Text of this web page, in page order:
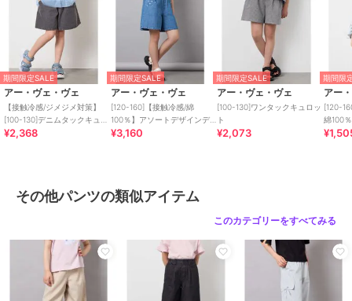
≪お気に入り登録機能の使い方≫
■商品のお気に入り登録（ハートマークをクリック）
再入荷通知や値下げ等、お得なご案内を受けることができます。
※WEB・一部店舗限定販売です。
※同じデザインの100サイズ/110サイズ/120サイズ/130サイズ/160サイ
ズがございます。
100サイズ/110サイズ/120サイズ/130サイズ商品コード:KJLGA22029
※サンプルでの撮影となるため、実際にお届けする商品と仕様やサイ
※商品画像は、光の当たり具合やパソコンなどの閲覧環境により実際
の色味と異なって見える場合がございます。
商品の色味の目安は商品単体の画像をご参照ください。
期間限定SALE
アー・ヴェ・ヴェ
【接触冷感/ジメジメ対策】
[100-130]デニムタックキュロ
ット
¥2,368
期間限定SALE
アー・ヴェ・ヴェ
[120-160]【接触冷感/綿
100％】アソートデザインデ
ニムキュロット
¥3,160
期間限定SALE
アー・ヴェ・ヴェ
[100-130]ワンタックキュロッ
ト
¥2,073
期間限
アー
[120-
綿100
レース
その他パンツの類似アイテム
このカテゴリーをすべてみる